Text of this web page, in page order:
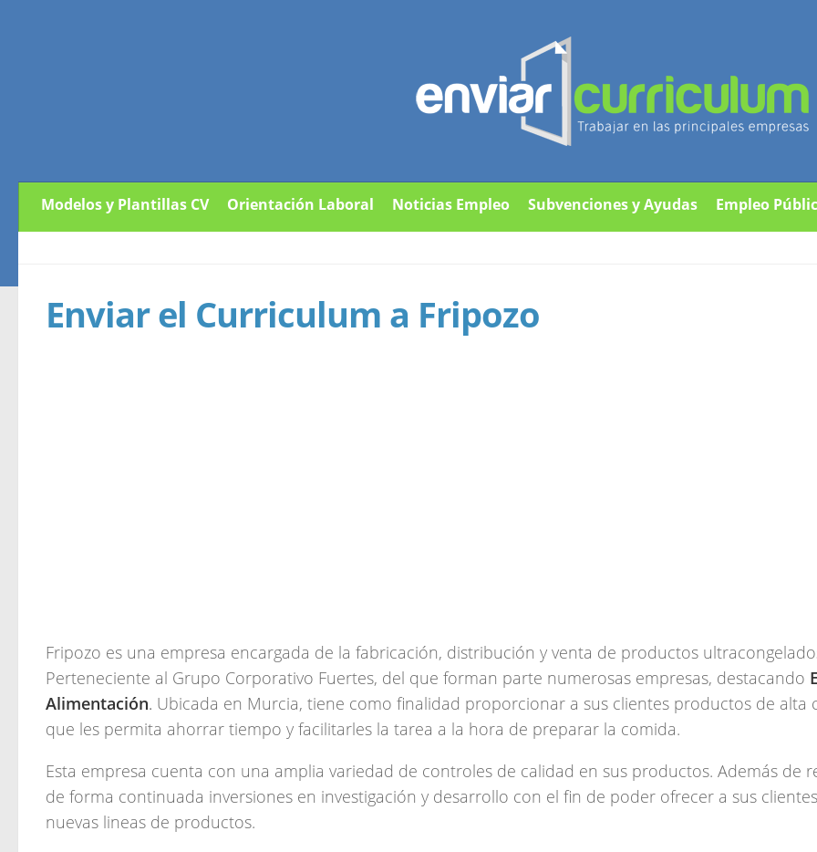
Modelos y Plantillas CV Orientación Laboral Noticias Empleo Subvenciones y Ayudas Empleo
Enviar el Curriculum a Fripozo
Fripozo es una empresa encargada de la fabricación, distribución y venta de productos
Perteneciente al Grupo Corporativo Fuertes, del que forman parte numerosas empresas, destacando
Alimentación. Ubicada en Murcia, tiene como finalidad proporcionar a sus clientes productos de alta
que les permita ahorrar tiempo y facilitarles la tarea a la hora de preparar la comida.
Esta empresa cuenta con una amplia variedad de controles de calidad en sus productos. Además de
de forma continuada inversiones en investigación y desarrollo con el fin de poder ofrecer a sus clientes
nuevas lineas de productos.